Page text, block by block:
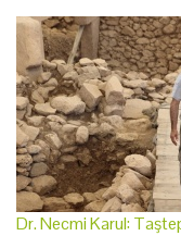
Dr. Necmi Karul: